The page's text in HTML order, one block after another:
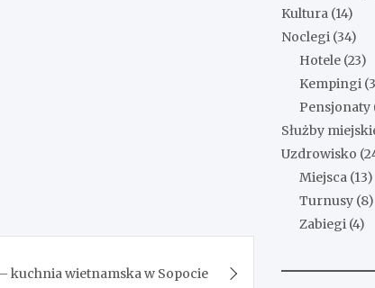
kuchnia wietnamska w Sopocie
Kultura (14)
Noclegi (34)
Hotele (23)
Kempingi
Pensjonaty
Służby
Uzdrowisko
Miejsca (13)
Turnusy (8)
Zabiegi (4)